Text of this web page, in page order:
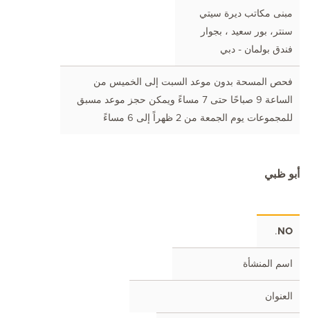
مبنى مكاتب ديرة سيتي
سنتر، بور سعيد ، بجوار
فندق بولمان - دبي
فحص المسحة بدون موعد السبت إلى الخميس من
الساعة 9 صباحًا حتى 7 مساءً ويمكن حجز موعد مسبق
للمجموعات يوم الجمعة من 2 ظهراً إلى 6 مساءً
أبو ظبي
NO
.
اسم المنشأة
العنوان